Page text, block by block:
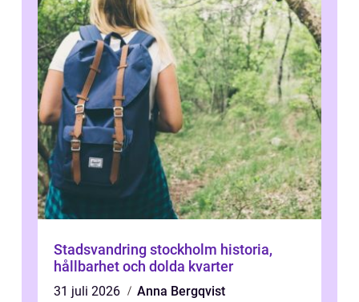
Stadsvandring stockholm historia,
hållbarhet och dolda kvarter
31 juli 2026 Anna Bergqvist